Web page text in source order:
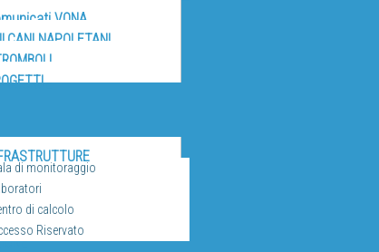
VONA
NAPOLETANI
RISORSE
di monitoraggio
di calcolo
Riservato